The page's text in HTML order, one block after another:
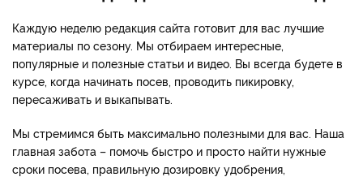
Каждую неделю редакция сайта готовит для вас лучшие
материалы по сезону. Мы отбираем интересные,
популярные и полезные статьи и видео. Вы всегда будете в
курсе, когда начинать посев, проводить пикировку,
пересаживать и выкапывать.
Мы стремимся быть максимально полезными для вас. Наша
главная забота – помочь быстро и просто найти нужные
сроки посева, правильную дозировку удобрения,